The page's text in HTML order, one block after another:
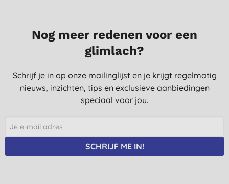
Nog meer redenen voor een
glimlach?
Schrijf je in op onze mailinglijst en je krijgt regelmatig
nieuws, inzichten, tips en exclusieve aanbiedingen
speciaal voor jou.
SCHRIJF ME IN!